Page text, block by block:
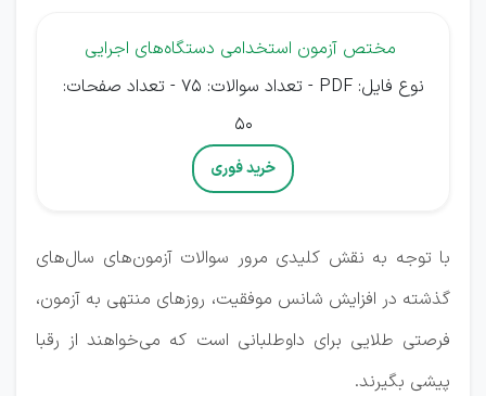
مختص آزمون استخدامی دستگاه‌های اجرایی
نوع فایل: PDF - تعداد سوالات: 75 - تعداد صفحات:
50
خرید فوری
با توجه به نقش کلیدی مرور سوالات آزمون‌های سال‌های
گذشته در افزایش شانس موفقیت، روزهای منتهی به آزمون،
فرصتی طلایی برای داوطلبانی است که می‌خواهند از رقبا
پیشی بگیرند.